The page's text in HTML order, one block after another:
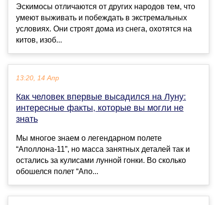
Эскимосы отличаются от других народов тем, что
умеют выживать и побеждать в экстремальных
условиях. Они строят дома из снега, охотятся на
китов, изоб...
13:20, 14 Апр
Как человек впервые высадился на Луну:
интересные факты, которые вы могли не
знать
Мы многое знаем о легендарном полете
“Аполлона-11”, но масса занятных деталей так и
остались за кулисами лунной гонки. Во сколько
обошелся полет “Апо...